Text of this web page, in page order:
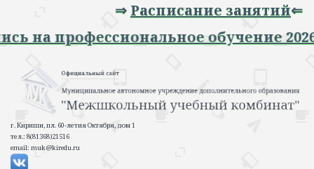
⇒Расписание занятий⇐
на профессиональное обучение
г. Кириши, пл. 60-летия Октября, дом 1
тел.: 8(81368)21516
email: muk@kiredu.ru